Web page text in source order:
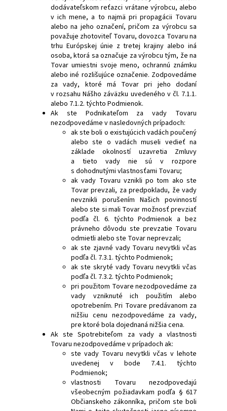
dodávateľskom reťazci vrátane výrobcu, alebo
v ich mene, a to najmä pri propagácii Tovaru
alebo na jeho označení, pričom za výrobcu sa
považuje zhotoviteľ Tovaru, dovozca Tovaru na
trhu Európskej únie z tretej krajiny alebo iná
osoba, ktorá sa označuje za výrobcu tým, že na
Tovar umiestni svoje meno, ochrannú známku
alebo iné rozlišujúce označenie. Zodpovedáme
za vady, ktoré má Tovar pri jeho dodaní
v rozsahu Nášho záväzku uvedeného v čl. 7.1.1.
alebo 7.1.2. týchto Podmienok.
Ak ste Podnikateľom za vady Tovaru
nezodpovedáme v nasledovných prípadoch:
ak ste boli o existujúcich vadách poučený
alebo ste o vadách museli vedieť na
základe okolností uzavretia Zmluvy
a tieto vady nie sú v rozpore
s dohodnutými vlastnosťami Tovaru;
ak vady Tovaru vznikli po tom ako ste
Tovar prevzali, za predpokladu, že vady
nevznikli porušením Našich povinností
alebo ste si mali Tovar možnosť prevziať
podľa čl. 6. týchto Podmienok a bez
právneho dôvodu ste prevzatie Tovaru
odmietli alebo ste Tovar neprevzali;
ak ste zjavné vady Tovaru nevytkli včas
podľa čl. 7.3.1. týchto Podmienok;
ak ste skryté vady Tovaru nevytkli včas
podľa čl. 7.3.2. týchto Podmienok;
pri použitom Tovare nezodpovedáme za
vady vzniknuté ich použitím alebo
opotrebením. Pri Tovare predávanom za
nižšiu cenu nezodpovedáme za vady,
pre ktoré bola dojednaná nižšia cena.
Ak ste Spotrebiteľom za vady a vlastnosti
Tovaru nezodpovedáme v prípadoch ak:
ste vady Tovaru nevytkli včas v lehote
uvedenej v bode 7.4.1. týchto
Podmienok;
vlastnosti Tovaru nezodpovedajú
všeobecným požiadavkam podľa § 617
Občianskeho zákonníka, pričom ste boli